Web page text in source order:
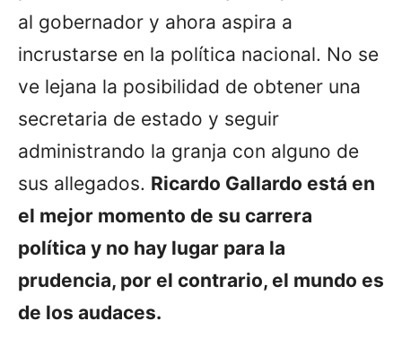
al gobernador y ahora aspira a
incrustarse en la política nacional. No se
ve lejana la posibilidad de obtener una
secretaria de estado y seguir
administrando la granja con alguno de
sus allegados. Ricardo Gallardo está en
el mejor momento de su carrera
política y no hay lugar para la
prudencia, por el contrario, el mundo es
de los audaces.